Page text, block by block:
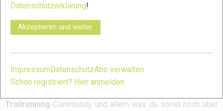
Willen
xc-run.de ist DAS deutschsprachige Trailrunning-Portal mit
Trailrunning-Community und allem was du sonst noch über
Datenschutzerklärung!
Akzeptieren und weiter
Impressum DatenschutzAbo verwalten
Schon registriert? Hier anmelden